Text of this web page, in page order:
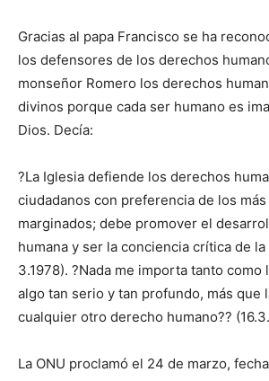
Gracias al papa Francisco se ha
los defensores de los derechos
monseñor Romero los derechos
divinos porque cada ser humano es
Dios. Decía:
?La Iglesia defiende los derechos
ciudadanos con preferencia de los
marginados; debe promover el
humana y ser la conciencia crítica de la
3.1978). ?Nada me importa tanto como
algo tan serio y tan profundo, más que
cualquier otro derecho humano??
La ONU proclamó el 24 de marzo,